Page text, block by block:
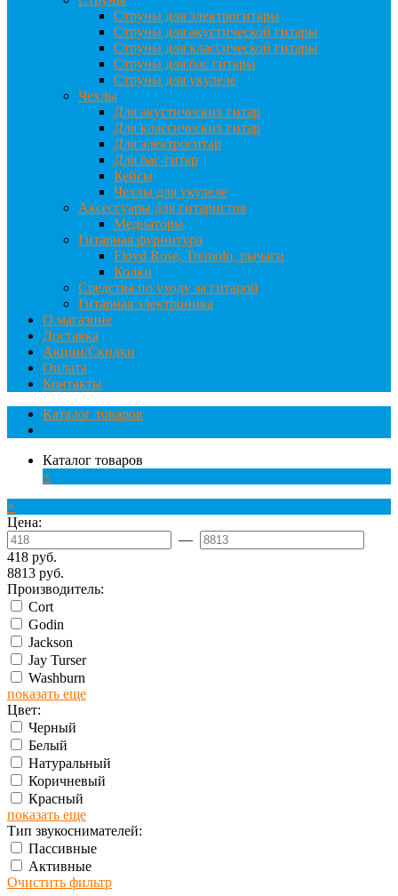
Струны для электрогитары
Струны для акустической гитары
Струны для классической гитары
Струны для бас гитары
Струны для укулеле
Чехлы
Для акустических гитар
Для классических гитар
Для электрогитар
Для бас-гитар
Кейсы
Чехлы для укулеле
Аксессуары для гитаристов
Медиаторы
Гитарная фурнитура
Floyd Rose, Tremolo, рычаги
Колки
Средства по уходу за гитарой
Гитарная электроника
О магазине
Доставка
Акции/Скидки
Оплата
Контакты
Каталог товаров
Каталог товаров
×
×
Цена:
—
418 руб.
8813 руб.
Производитель:
Cort
Godin
Jackson
Jay Turser
Washburn
показать еще
Цвет:
Черный
Белый
Натуральный
Коричневый
Красный
показать еще
Тип звукоснимателей:
Пассивные
Активные
Очистить фильтр